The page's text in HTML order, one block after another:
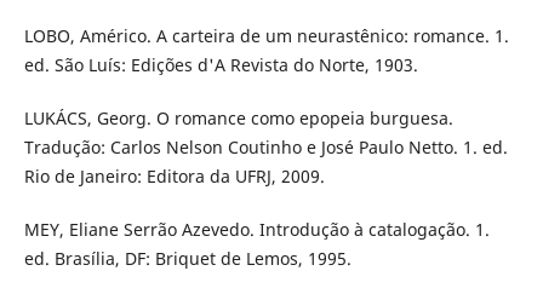
LOBO, Américo. A carteira de um neurastênico: romance. 1.
ed. São Luís: Edições d'A Revista do Norte, 1903.
LUKÁCS, Georg. O romance como epopeia burguesa.
Tradução: Carlos Nelson Coutinho e José Paulo Netto. 1. ed.
Rio de Janeiro: Editora da UFRJ, 2009.
MEY, Eliane Serrão Azevedo. Introdução à catalogação. 1.
ed. Brasília, DF: Briquet de Lemos, 1995.